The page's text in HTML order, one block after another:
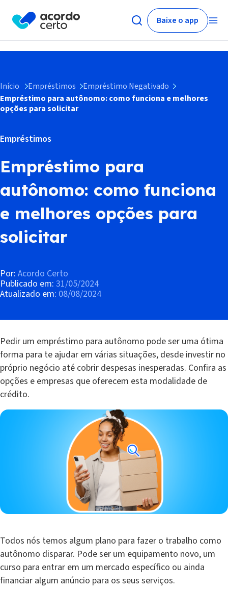
Baixe o app
Início Empréstimos
Empréstimo Negativado
Empréstimo para autônomo: como funciona e melhores
opções para solicitar
Empréstimos
Empréstimo para
autônomo: como funciona
e melhores opções para
solicitar
Por: Acordo Certo
Publicado em: 31/05/2024
Atualizado em: 08/08/2024
Pedir um empréstimo para autônomo pode ser uma ótima
forma para te ajudar em várias situações, desde investir no
próprio negócio até cobrir despesas inesperadas. Confira as
opções e empresas que oferecem esta modalidade de
crédito.
Todos nós temos algum plano para fazer o trabalho como
autônomo disparar. Pode ser um equipamento novo, um
curso para entrar em um mercado específico ou ainda
financiar algum anúncio para os seus serviços.